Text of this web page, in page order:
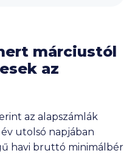
márciustól
az
az alapszámlák
utolsó napjában
havi bruttó minimálbér